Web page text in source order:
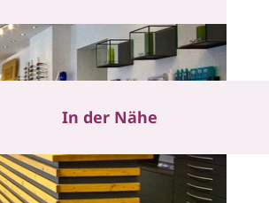
In der Nähe